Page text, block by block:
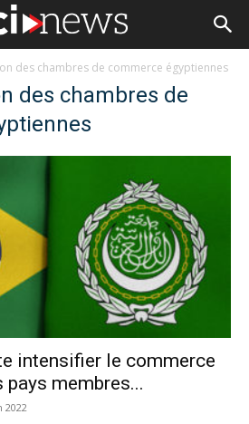
des chambres de commerce égyptiennes
des chambres de
intensifier le commerce
membres...
2022